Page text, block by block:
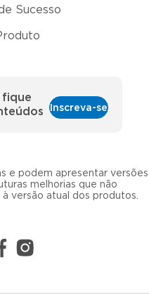
Sucesso
e podem apresentar versões
melhorias que não
versão atual dos produtos.
fique
Inscreva-se